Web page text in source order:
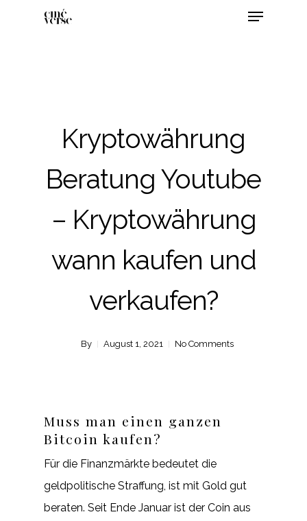
Kryptowährung
Beratung Youtube
– Kryptowährung
wann kaufen und
verkaufen?
By August 1, 2021 No Comments
Muss man einen ganzen
Bitcoin kaufen?
Für die Finanzmärkte bedeutet die
geldpolitische Straffung, ist mit Gold gut
beraten. Seit Ende Januar ist der Coin aus